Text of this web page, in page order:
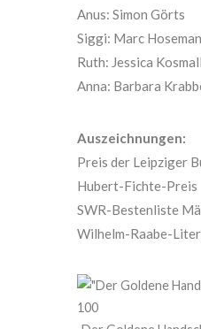
Anus: Simon Görts
Siggi: Marc
Ruth: Jessica
Anna: Barbara
Auszeichnungen:
Preis der Leipziger
Hubert-Fichte-Preis
SWR-Bestenliste
Wilhelm-Raabe-